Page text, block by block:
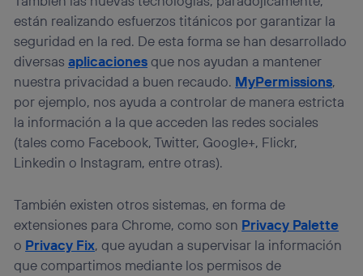
están realizando esfuerzos titánicos por garantizar la
seguridad en la red. De esta forma se han desarrollado
diversasaplicacionesque nos ayudan a mantener
nuestra privacidad a buen recaudo. MyPermissions,
por ejemplo, nos ayuda a controlar de manera estricta
la información a la que acceden las redes sociales
(tales como Facebook, Twitter, Google+, Flickr,
Linkedin o Instagram, entre otras).
También existen otros sistemas, en forma de
extensiones para Chrome, como son Privacy Palette
o Privacy Fix, que ayudan a supervisar la información
que compartimos mediante los permisos de